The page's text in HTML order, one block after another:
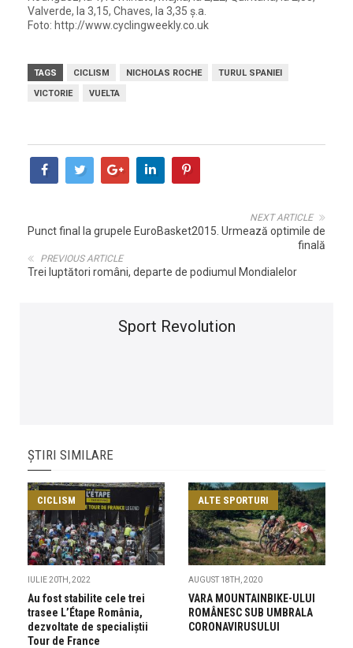
Valverde, la 3,15, Chaves, la 3,35 ș.a.
Foto: http://www.cyclingweekly.co.uk
TAGS CICLISM NICHOLAS ROCHE
TURUL SPANIEI
VICTORIE
VUELTA
NEXT ARTICLE
Punct final la grupele EuroBasket2015. Urmează optimile de
finală
PREVIOUS ARTICLE
Trei luptători români, departe de podiumul Mondialelor
Sport Revolution
ȘTIRI SIMILARE
CICLISM
IULIE 20TH, 2022
Au fost stabilite cele trei
trasee L’Étape România,
dezvoltate de specialiștii
Tour de France
ALTE SPORTURI
AUGUST 18TH, 2020
VARA MOUNTAINBIKE-ULUI
ROMÂNESC SUB UMBRALA
CORONAVIRUSULUI